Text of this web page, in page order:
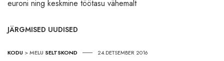
euroni ning keskmine töötasu vähemalt
JÄRGMISED UUDISED
KODU >MELU SELTSKOND 24.DETSEMBER 2016